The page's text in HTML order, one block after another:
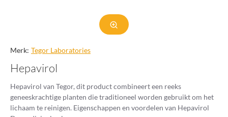
Merk: Tegor Laboratories
Hepavirol
Hepavirol van Tegor, dit product combineert een reeks
geneeskrachtige planten die traditioneel worden gebruikt om het
lichaam te reinigen. Eigenschappen en voordelen van Hepavirol